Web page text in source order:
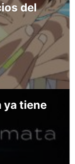
del
ya tiene